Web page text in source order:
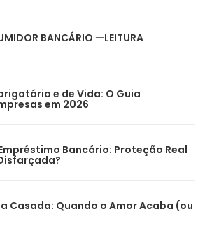
BANCÁRIO —LEITURA
e de Vida: O Guia
em 2026
Bancário: Proteção Real
Casada: Quando o Amor Acaba (ou